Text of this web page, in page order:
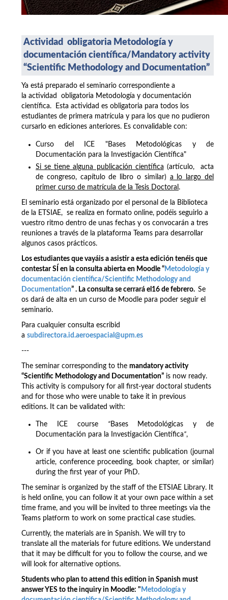
Actividad obligatoria Metodología y
documentación científica/ Mandatory activity
“Scientific Methodology and Documentation”
Ya está preparado el seminario correspondiente a
la actividad obligatoria Metodología y documentación
científica. Esta actividad es obligatoria para todos los
estudiantes de primera matrícula y para los que no pudieron
cursarlo en ediciones anteriores. Es convalidable con:
Curso del ICE "Bases Metodológicas y de
Documentación para la Investigación Científica"
Si se tiene alguna publicación científica (artículo, acta
de congreso, capítulo de libro o similar) a lo largo del
primer curso de matrícula de la Tesis Doctoral .
El seminario está organizado por el personal de la Biblioteca
de la ETSIAE, se realiza en formato online, podéis seguirlo a
vuestro ritmo dentro de unas fechas y os convocarán a tres
reuniones a través de la plataforma Teams para desarrollar
algunos casos prácticos.
Los estudiantes que vayáis a asistir a esta edición tenéis que
contestar SÍ en la consulta abierta en Moodle “Metodología y
documentación científica/Scientific Methodology and
Documentation” . La consulta se cerrará el16 de febrero. Se
os dará de alta en un curso de Moodle para poder seguir el
seminario.
Para cualquier consulta escribid
a subdirectora.id.aeroespacial@upm.es
---
The seminar corresponding to the mandatory activity
“Scientific Methodology and Documentation” is now ready.
This activity is compulsory for all first-year doctoral students
and for those who were unable to take it in previous
editions. It can be validated with:
The ICE course “Bases Metodológicas y de
Documentación para la Investigación Científica”,
Or if you have at least one scientific publication (journal
article, conference proceeding, book chapter, or similar)
during the first year of your PhD.
The seminar is organized by the staff of the ETSIAE Library. It
is held online, you can follow it at your own pace within a set
time frame, and you will be invited to three meetings via the
Teams platform to work on some practical case studies.
Currently, the materials are in Spanish. We will try to
translate all the materials for future editions. We understand
that it may be difficult for you to follow the course, and we
will look for alternative options.
Students who plan to attend this edition in Spanish must
answer YES to the inquiry in Moodle: " Metodología y